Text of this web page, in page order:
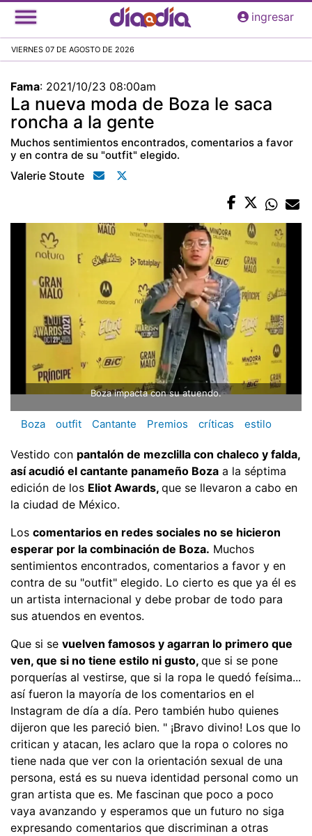
Pasar
al
principal
ingresar
VIERNES 07 DE AGOSTO DE 2026
Fama: 2021/10/23 08:00am
La nueva moda de Boza le saca
roncha a la gente
Muchos sentimientos encontrados, comentarios a favor
y en contra de su "outfit" elegido.
Valerie Stoute
Boza impacta con su atuendo.
Boza outfit Cantante Premios críticas estilo
Vestido con pantalón de mezclilla con chaleco y falda,
así acudió el cantante panameño Boza a la séptima
edición de los Eliot Awards, que se llevaron a cabo en
la ciudad de México.
Los comentarios en redes sociales no se hicieron
esperar por la combinación de Boza. Muchos
sentimientos encontrados, comentarios a favor y en
contra de su "outfit" elegido. Lo cierto es que ya él es
un artista internacional y debe probar de todo para
sus atuendos en eventos.
Que si se vuelven famosos y agarran lo primero que
ven, que si no tiene estilo ni gusto, que si se pone
porquerías al vestirse, que si la ropa le quedó feísima...
así fueron la mayoría de los comentarios en el
Instagram de día a día. Pero también hubo quienes
dijeron que les pareció bien. " ¡Bravo divino! Los que lo
critican y atacan, les aclaro que la ropa o colores no
tiene nada que ver con la orientación sexual de una
persona, está es su nueva identidad personal como un
gran artista que es. Me fascinan que poco a poco
vaya avanzando y esperamos que un futuro no siga
expresando comentarios que discriminan a otras